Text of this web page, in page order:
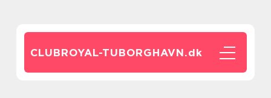
CLUBROYAL-TUBORGHAVN.dk